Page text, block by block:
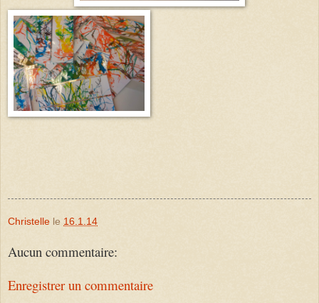
Christelle le 16.1.14
Aucun commentaire:
Enregistrer un commentaire